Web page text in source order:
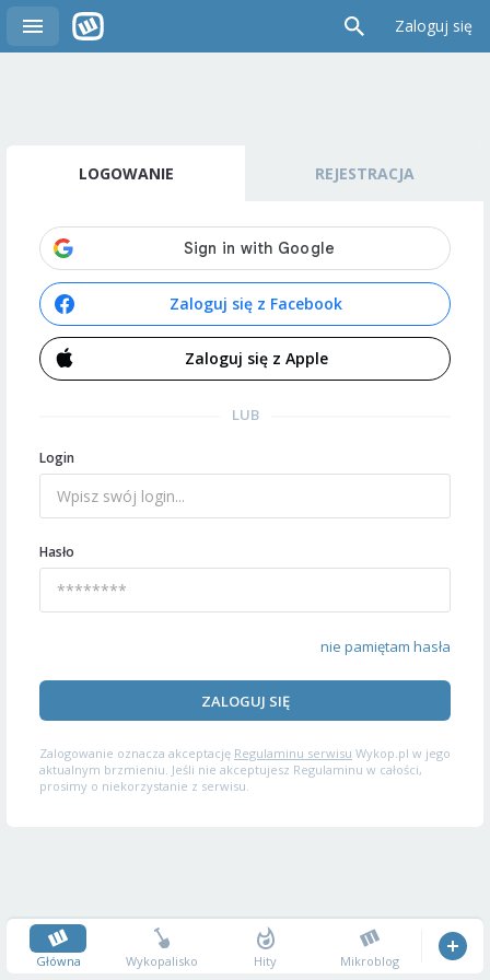
Zaloguj się
LOGOWANIE REJESTRACJA
Zaloguj się z Facebook
Zaloguj się z Apple
LUB
Login
Hasło
nie pamiętam hasła
ZALOGUJ SIĘ
Zalogowanie oznacza akceptację Regulaminu serwisu Wykop.pl w jego
aktualnym brzmieniu. Jeśli nie akceptujesz Regulaminu w całości,
prosimy o niekorzystanie z serwisu.
Główna Wykopalisko Hity Mikroblog